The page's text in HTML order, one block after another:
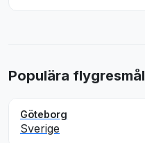
Populära flygresmål
Göteborg
Sverige